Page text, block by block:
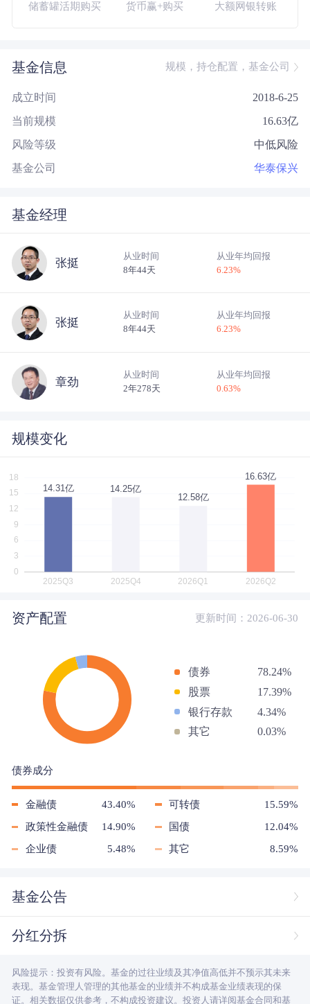
储蓄罐活期购买 货币赢+购买 大额网银转账
基金信息 规模，持仓配置，基金公司
成立时间 2018-6-25
当前规模 16.63亿
风险等级 中低风险
基金公司 华泰保兴
基金经理
张挺
从业时间
8年44天
从业年均回报
6.23%
张挺
从业时间
8年44天
从业年均回报
6.23%
章劲
从业时间
2年278天
从业年均回报
0.63%
规模变化
资产配置 更新时间：2026-06-30
债券
78.24%
股票
17.39%
银行存款
4.34%
其它
0.03%
债券成分
金融债 43.40% 可转债 15.59%
政策性金融债 14.90% 国债 12.04%
企业债 5.48% 其它 8.59%
基金公告
分红分拆
风险提示：投资有风险。基金的过往业绩及其净值高低并不预示其未来
表现。基金管理人管理的其他基金的业绩并不构成基金业绩表现的保
证。相关数据仅供参考，不构成投资建议。投资人请详阅基金合同和基